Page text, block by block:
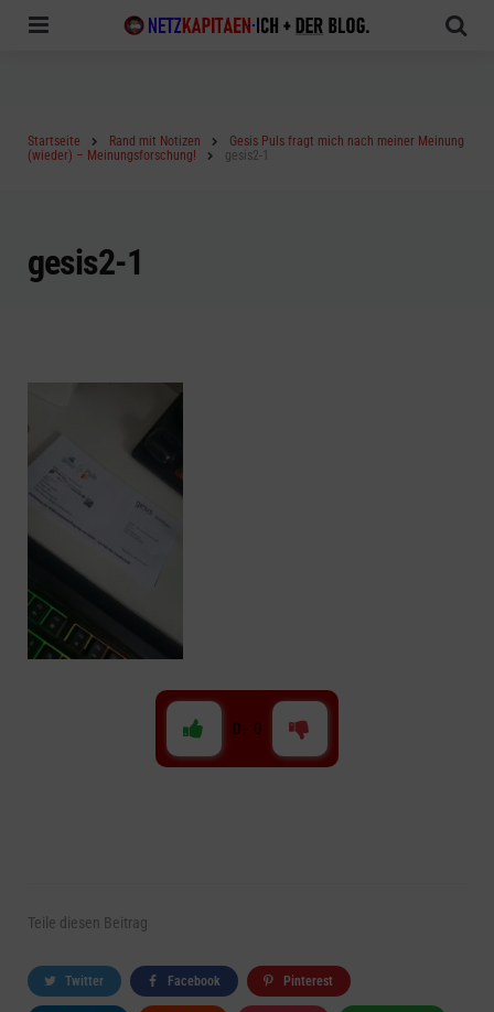
Startseite Rand mit Notizen
Gesis Puls fragt mich nach meiner Meinung
(wieder) – Meinungsforschung!
gesis2-1
gesis2-1
0 - 0
Teile diesen Beitrag
Twitter Facebook Pinterest